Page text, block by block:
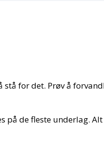
for det. Prøv å
på de fleste underlag.